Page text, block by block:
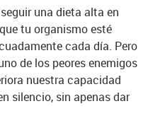
una dieta alta en
tu organismo esté
cada día. Pero
de los peores enemigos
nuestra capacidad
silencio, sin apenas dar